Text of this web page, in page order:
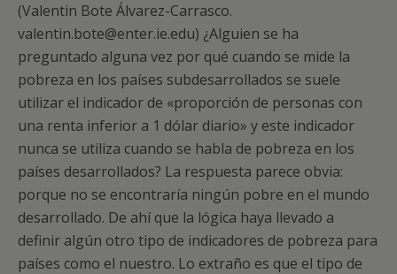
(Valentin Bote Álvarez-Carrasco.
valentin.bote@enter.ie.edu) ¿Alguien se ha
preguntado alguna vez por qué cuando se mide la
pobreza en los países subdesarrollados se suele
utilizar el indicador de «proporción de personas con
una renta inferior a 1 dólar diario» y este indicador
nunca se utiliza cuando se habla de pobreza en los
países desarrollados? La respuesta parece obvia:
porque no se encontraría ningún pobre en el mundo
desarrollado. De ahí que la lógica haya llevado a
definir algún otro tipo de indicadores de pobreza para
países como el nuestro. Lo extraño es que el tipo de